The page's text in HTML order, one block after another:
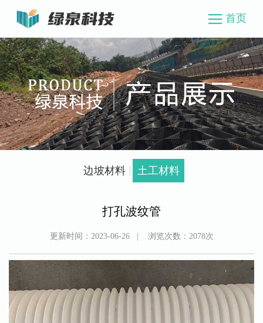
首页
边坡材料 土工材料
打孔波纹管
更新时间： 2023-06-26| 浏览次数： 2078次